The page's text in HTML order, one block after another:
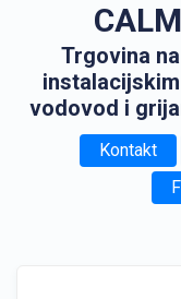
Trgovina
vodovod i
Kontakt